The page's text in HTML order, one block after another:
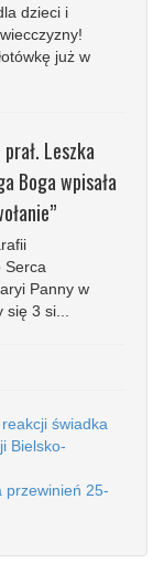
dzieci i
już w
Leszka
Boga wpisała
Serca
Panny w
3 si...
świadka
Bielsko-
przewinień 25-